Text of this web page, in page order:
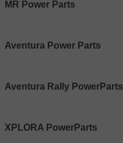
MR Power Parts
Aventura Power Parts
Aventura Rally PowerParts
XPLORA PowerParts